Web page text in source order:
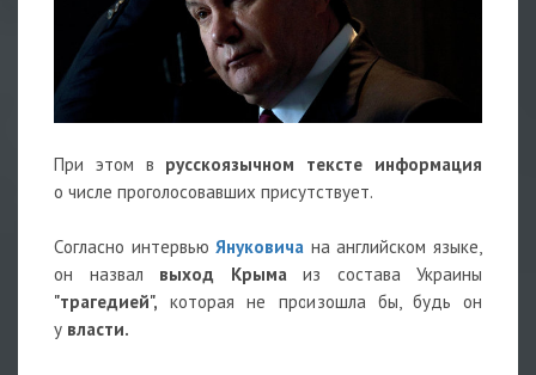
При этом в русскоязычном тексте информация
о числе проголосовавших присутствует.
Согласно интервьюЯнуковича на английском языке,
он назвал выход Крымаиз состава Украины
"трагедией", которая не произошла бы, будь он
у власти.